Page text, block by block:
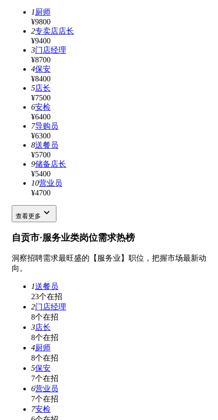
1 厨师
¥9800
2专卖店店长
¥9400
3门店经理
¥8700
4保安
¥8400
5店长
¥7500
6安检
¥6400
7导购员
¥6300
8送餐员
¥5700
9储备店长
¥5400
10营业员
¥4700
查看更多
自贡市·服务业类岗位需求热榜
洞察招聘需求最旺盛的【服务业】职位，把握市场最新动
向。
1送餐员
23个在招
2门店经理
8个在招
3店长
8个在招
4厨师
8个在招
5保安
7个在招
6营业员
7个在招
7安检